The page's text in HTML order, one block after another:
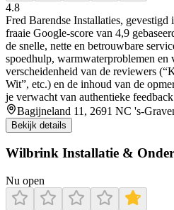
4.8
Fred Barendse Installaties, gevestigd
fraaie Google-score van 4,9
de snelle, nette en betrouwbare
spoedhulp, warmwaterproblemen en
verscheidenheid van de reviewers
Wit”, etc.) en de inhoud van de
je verwacht van authentieke
Bagijneland 11, 2691 NC 's-
Bekijk details
Wilbrink Installatie &
Nu open